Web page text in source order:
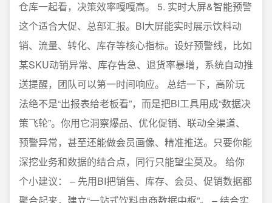
仓库一起看，决策效率嘎嘎高。 5. 实时大屏&智能预警
这个适合大促、总部汇报。BI大屏能实时展示饮料动
销、流量、转化、库存等核心指标。设好预警线，比如
某SKU动销异常、库存告急、退货率暴增，系统自动推
送提醒，团队可以第一时间响应。 总结一下，高阶玩
法绝不是“出报表给老板看”，而是把BI工具用成“数据决
策飞轮”。你用它洞察爆品、优化促销、联动全渠道、
预警异常，甚至还能做会员画像、精准推送。只要你能
深挖业务和数据的结合点，同行只能望尘莫及。 给你
个小建议： – 先用BI把销售、库存、会员、促销数据都